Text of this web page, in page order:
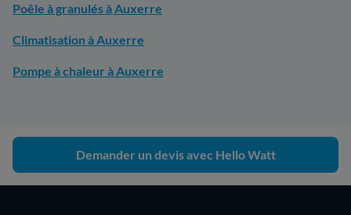
Poêle à granulés à Auxerre
Climatisation à Auxerre
Pompe à chaleur à Auxerre
Demander un devis avec Hello Watt